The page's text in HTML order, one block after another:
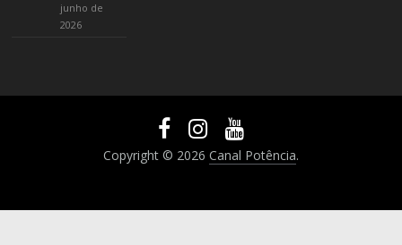
junho de
2026
Copyright © 2026 Canal Potência.